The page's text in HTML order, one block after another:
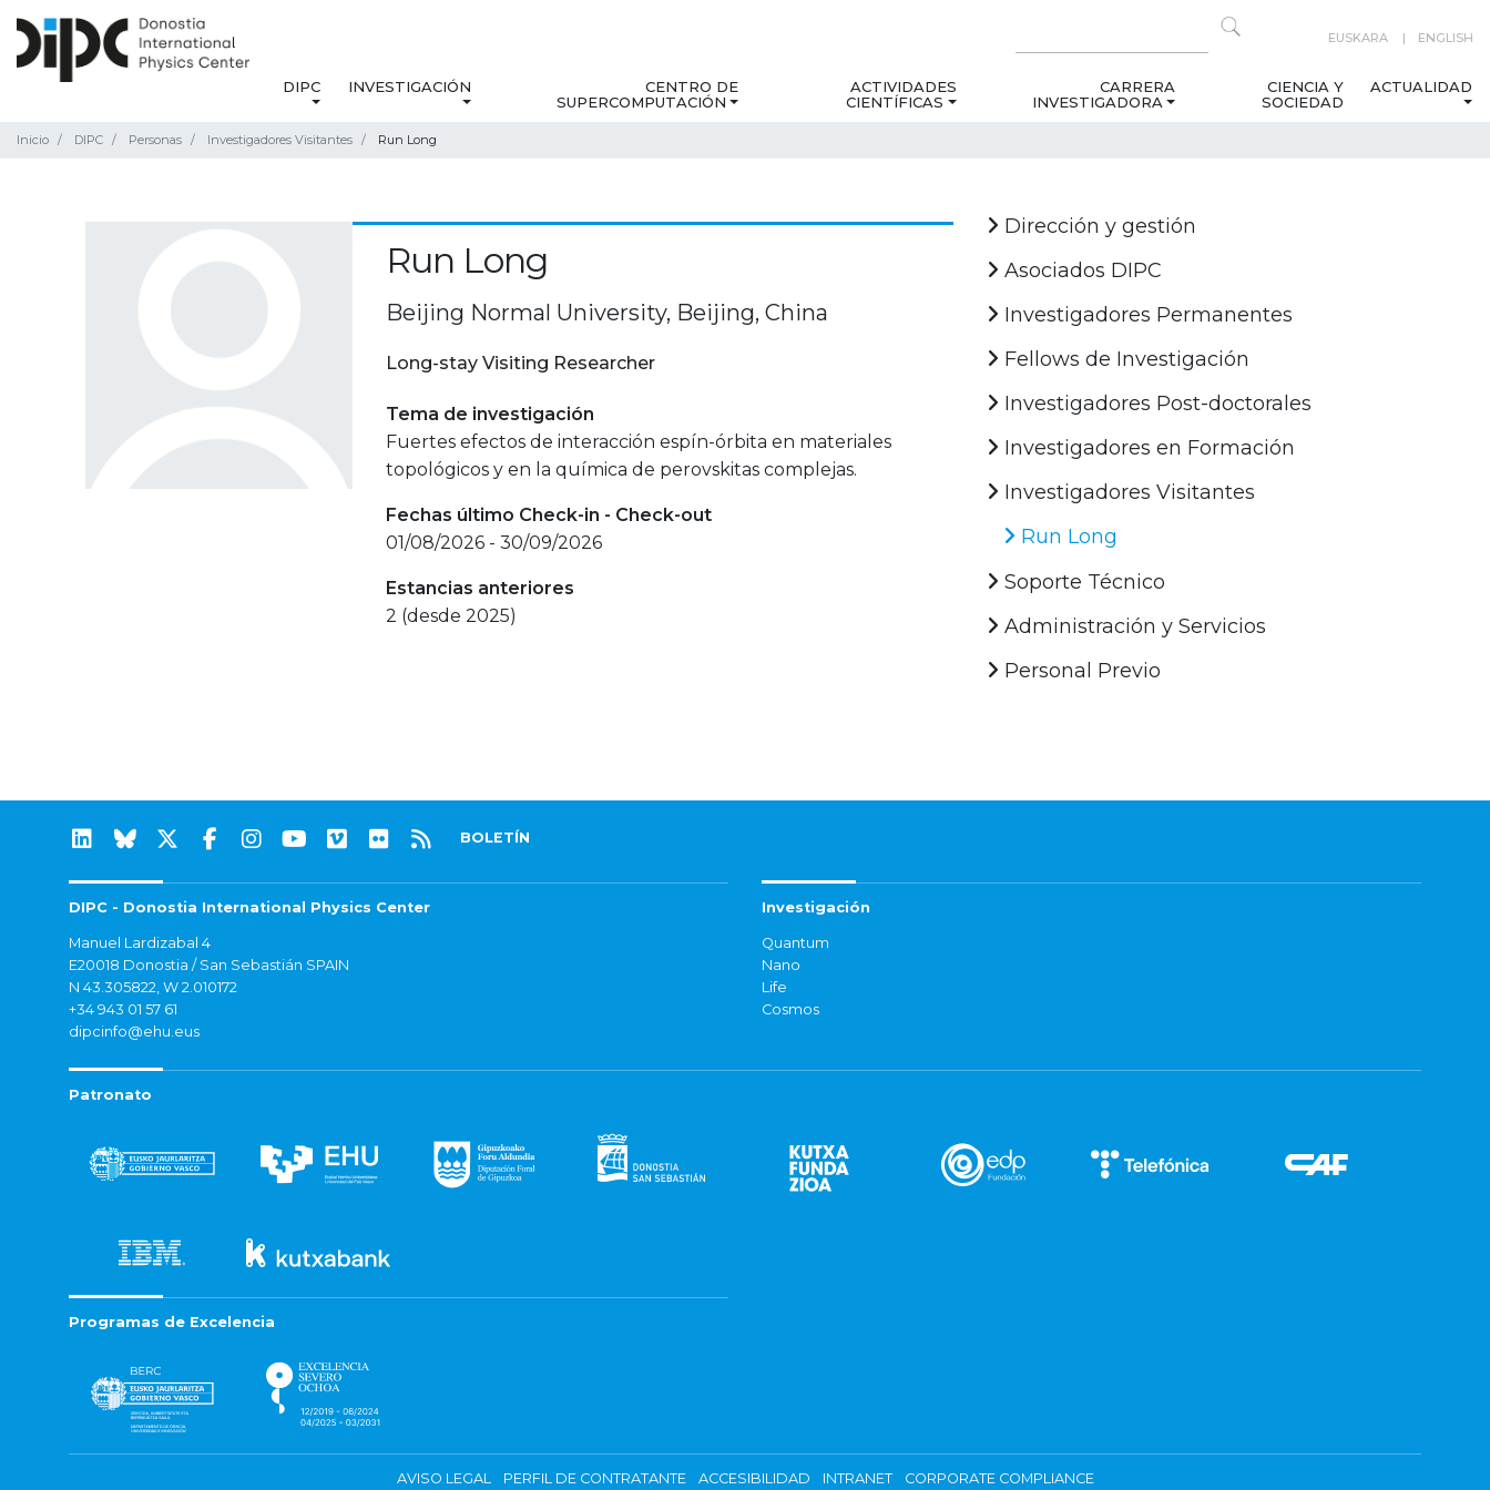
EUSKARA ENGLISH
DIPC INVESTIGACIÓN
CENTRO DE
SUPERCOMPUTACIÓN
ACTIVIDADES
CIENTÍFICAS
CARRERA
INVESTIGADORA
CIENCIA Y
SOCIEDAD
ACTUALIDAD
Inicio DIPC Personas Investigadores Visitantes Run Long
Run Long
Beijing Normal University, Beijing, China
Long-stay Visiting Researcher
Tema de investigación
Fuertes efectos de interacción espín-órbita en materiales
topológicos y en la química de perovskitas complejas.
Fechas último Check-in - Check-out
01/08/2026 - 30/09/2026
Estancias anteriores
2 (desde 2025)
Dirección y gestión
Asociados DIPC
Investigadores Permanentes
Fellows de Investigación
Investigadores Post-doctorales
Investigadores en Formación
Investigadores Visitantes
Run Long
Soporte Técnico
Administración y Servicios
Personal Previo
BOLETÍN
DIPC - Donostia International Physics Center
Manuel Lardizabal 4
E20018 Donostia / San Sebastián SPAIN
N 43.305822, W 2.010172
+34 943 01 57 61
dipcinfo@ehu.eus
Investigación
Quantum
Nano
Life
Cosmos
Patronato
Programas de Excelencia
AVISO LEGAL PERFIL DE CONTRATANTE ACCESIBILIDAD INTRANET CORPORATE COMPLIANCE